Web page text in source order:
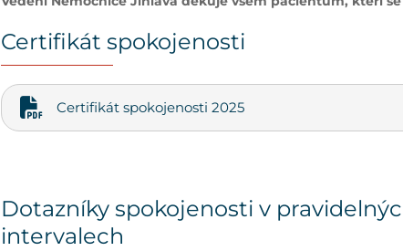
Certifikát spokojenosti
Certifikát spokojenosti 2025
Dotazníky spokojenosti v
intervalech